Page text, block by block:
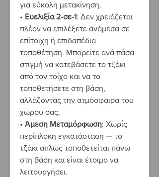
για εύκολη μετακίνηση.
• Ευελιξία 2-σε-1: Δεν χρειάζεται
πλέον να επιλέξετε ανάμεσα σε
επίτοιχη ή επιδαπέδια
τοποθέτηση. Μπορείτε ανά πάσα
στιγμή να κατεβάσετε το τζάκι
από τον τοίχο και να το
τοποθετήσετε στη βάση,
αλλάζοντας την ατμόσφαιρα του
χώρου σας.
• Άμεση Μεταμόρφωση: Χωρίς
περίπλοκη εγκατάσταση — το
τζάκι απλώς τοποθετείται πάνω
στη βάση και είναι έτοιμο να
λειτουργήσει.